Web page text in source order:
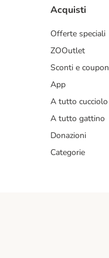
Acquisti
Offerte speciali
ZOOutlet
Sconti e coupon
App
A tutto cucciolo
A tutto gattino
Donazioni
Categorie